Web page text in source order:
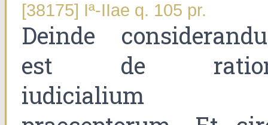
[38175] Iª-IIae q. 105 pr.
Deinde
est de
iudicialium